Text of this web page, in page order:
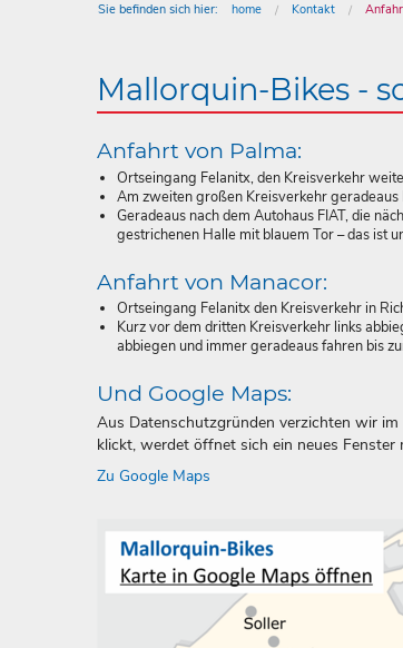
Sie befinden sich hier: home Kontakt
Mallorquin-Bikes -
Anfahrt von Palma:
Ortseingang Felanitx, den Kreisverkehr
Am zweiten großen Kreisverkehr
Geradeaus nach dem Autohaus FIAT, die
gestrichenen Halle mit blauem Tor – das ist
Anfahrt von Manacor:
Ortseingang Felanitx den Kreisverkehr in
Kurz vor dem dritten Kreisverkehr links
abbiegen und immer geradeaus fahren bis
Und Google Maps:
Aus Datenschutzgründen verzichten wir
klickt, werdet öffnet sich ein neues
Zu Google Maps